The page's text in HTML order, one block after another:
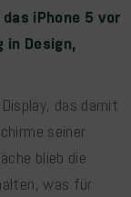
iPhone 5 vor
Design,
das damit
seiner
blieb die
was für